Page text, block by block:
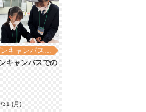
オープンキャンパス・学校見学
キャンパスでの
31 (月)